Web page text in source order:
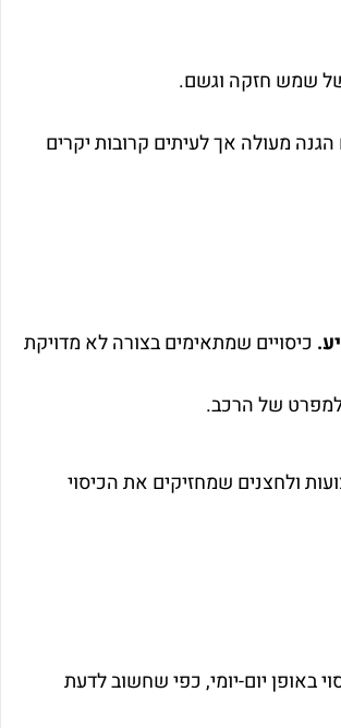
של שמש חזקה וגשם.
מעולה אך לעיתים קרובות יקרים
כיסויים שמתאימים בצורה לא מדויקת
של הרכב.
ולחצנים שמחזיקים את הכיסוי
באופן יום-יומי, כפי שחשוב לדעת